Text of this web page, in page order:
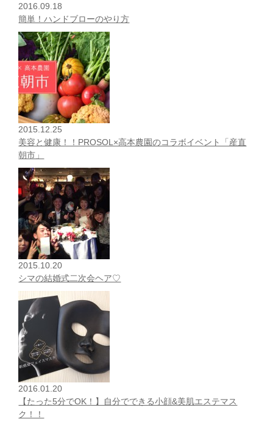
2016.09.18
簡単！ハンドブローのやり方
2015.12.25
美容と健康！！PROSOL×高本農園のコラボイベント「産直
朝市」
2015.10.20
シマの結婚式二次会ヘア♡
2016.01.20
【たった5分でOK！】自分でできる小顔&美肌エステマス
ク！！